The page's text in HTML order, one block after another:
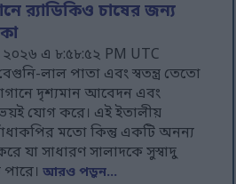
র‍্যাডিকিও চাষের জন্য
২০২৬ এ ৮:৫৮:৫২ PM UTC
লাল পাতা এবং স্বতন্ত্র তেতো
দৃশ্যমান আবেদন এবং
যোগ করে। এই ইতালীয়
মতো কিন্তু একটি অনন্য
যা সাধারণ সালাদকে সুস্বাদু
পারে।আরও পড়ুন...